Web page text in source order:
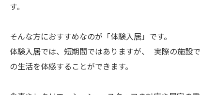
す。
そんな方におすすめなのが「体験入居」です。
体験入居では、短期間ではありますが、 実際の施設で
の生活を体感することができます。